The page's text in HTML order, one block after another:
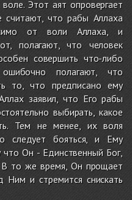
Этот аят опровергает
считают, что рабы Аллаха
от воли Аллаха, и
полагают, что человек
совершить что-либо
полагают, что
то, что предписано ему
заявил, что Его рабы
выбирать, какое
Тем не менее, их воля
следует бояться, и Ему
что Он - Единственный Бог,
В то же время, Он прощает
Ним и стремится снискать